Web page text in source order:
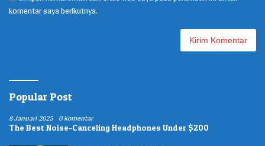
komentar saya berikutnya.
Popular Post
8 Januari 2025 0 Komentar
The Best Noise-Canceling Headphones Under $200